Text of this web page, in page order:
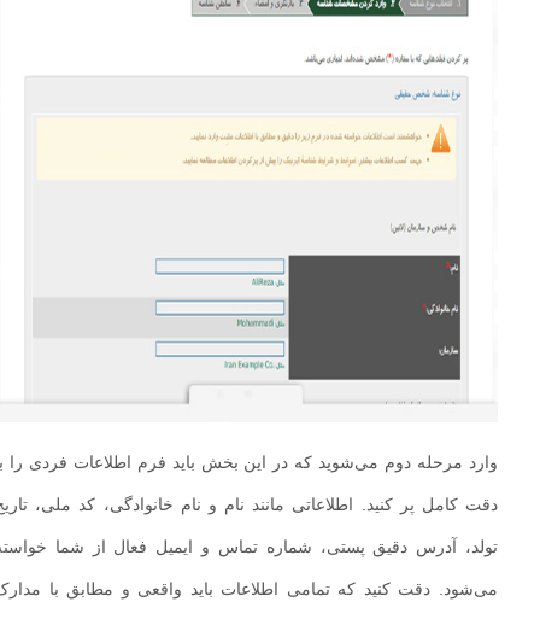
وارد مرحله دوم می‌شوید که در این بخش باید فرم اطلاعات فردی را با
دقت کامل پر کنید. اطلاعاتی مانند نام و نام خانوادگی، کد ملی، تاریخ
تولد، آدرس دقیق پستی، شماره تماس و ایمیل فعال از شما خواسته
می‌شود. دقت کنید که تمامی اطلاعات باید واقعی و مطابق با مدارک